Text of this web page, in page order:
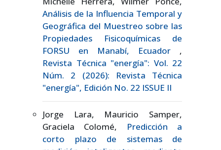
Análisis de la Influencia Temporal y
Geográfica del Muestreo sobre las
Propiedades Fisicoquímicas de
FORSU en Manabí, Ecuador ,
Revista Técnica "energía": Vol. 22
Núm. 2 (2026): Revista Técnica
"energía", Edición No. 22 ISSUE II
Jorge Lara, Mauricio Samper,
Graciela Colomé,
Predicción a
corto plazo de sistemas de